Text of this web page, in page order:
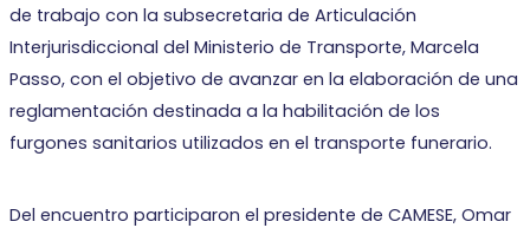
de trabajo con la subsecretaria de Articulación
Interjurisdiccional del Ministerio de Transporte, Marcela
Passo, con el objetivo de avanzar en la elaboración de una
reglamentación destinada a la habilitación de los
furgones sanitarios utilizados en el transporte funerario.
Del encuentro participaron el presidente de CAMESE, Omar